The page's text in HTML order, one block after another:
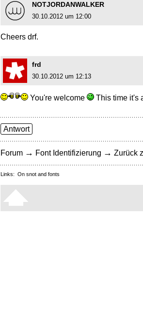
NOTJORDANWALKER
30.10.2012 um 12:00
Cheers drf.
frd
30.10.2012 um 12:13
You're welcome This time it's
Antwort
Forum → Font Identifizierung → Zurück
Links: On snot and fonts